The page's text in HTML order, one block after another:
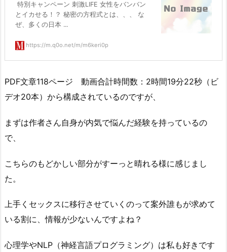
特別キャンペーン 刺激LIFE 女性をバンバン
とイカせる！？ 秘密の方程式とは、、、 な
ぜ、多くの日本 ...
https://m.q0o.net/m/m6keri0p
PDF文章118ページ 動画合計時間数：2時間19分22秒（ビ
デオ20本）から構成されているのですが、
まずは作者さん自身が内気で悩んだ経験を持っているの
で、
こちらのもどかしい部分がすーっと晴れる様に感じまし
た。
上手くセックスに移行させていくのって案外誰もが求めて
いる割に、情報が少ないんですよね？
心理学やNLP（神経言語プログラミング）は私も好きです